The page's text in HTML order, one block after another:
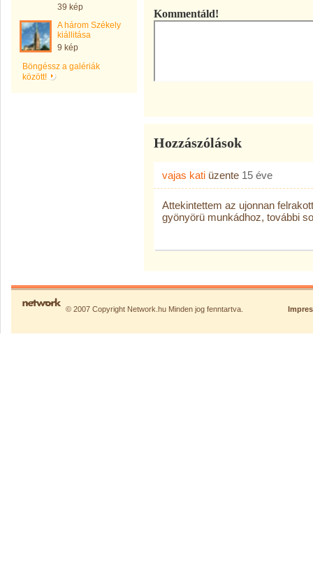
39 kép
A három Székely
kiállitása
9 kép
Böngéssz a galériák
között!
Kommentáld!
Hozzászólások
vajas kati üzente 15 éve
Attekintettem az ujonnan
gyönyörü munkádhoz, további
© 2007 Copyright Network.hu Minden jog fenntartva.